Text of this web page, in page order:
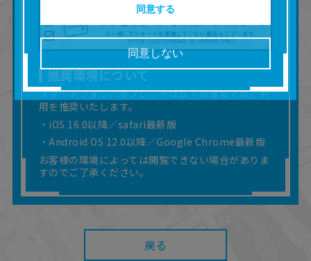
推奨環境について
スマートフォン、タブレットは以下の環境でのご利
用を推奨いたします。
・iOS 16.0以降／safari最新版
・Android OS 12.0以降／Google Chrome最新版
お客様の環境によっては閲覧できない場合がありま
すのでご了承ください。
戻る
使用（本サービス内の意見投稿の目的での画像
等の利用を含みます。）を超えて使用（複製、
複写、改変、掲示、頒布、配信、販売、出版等
を含むがこれに限りません。）することは禁止
■掲載している取扱説明書は、お客様が購入され
た商品に同梱されたものと異なる場合がありま
す。
■対象商品仕様の変更などにより、取扱説明書の
内容は予告なく変更される場合があります。
■当社は、取扱説明書の正確性確保に努めており
ますが、取扱説明書の完全性を保証するもので
はありません。
ご利用いただけない場合があります。
また、本サイトを利用したことによって、利用
同意しない
同意する